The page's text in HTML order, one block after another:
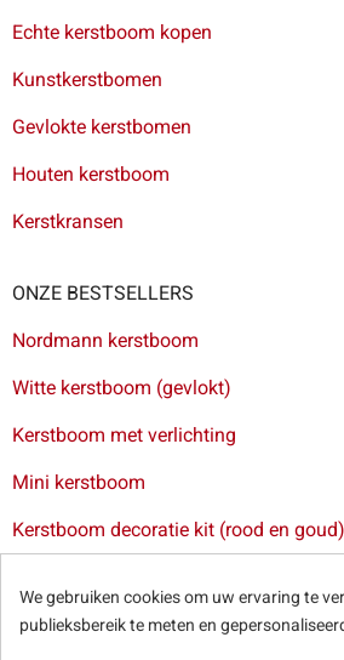
Echte kerstboom kopen
Kunstkerstbomen
Gevlokte kerstbomen
Houten kerstboom
Kerstkransen
ONZE BESTSELLERS
Nordmann kerstboom
Witte kerstboom (gevlokt)
Kerstboom met verlichting
Mini kerstboom
Kerstboom decoratie kit (rood en goud)
kerstbomen in Antwerpen -Levering
-Levering van
We gebruiken cookies om uw ervaring te
publieksbereik te meten en